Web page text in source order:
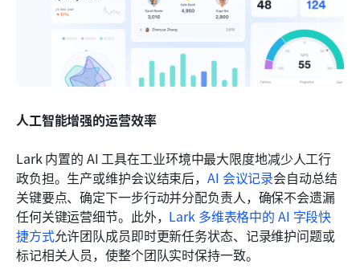
人工智能增强的运营效率
Lark 内置的 AI 工具在工业环境中最大限度地减少人工行
政负担。生产或维护会议结束后，AI 会议记录会自动总结
关键要点、确定下一步行动并分配负责人，确保不会遗漏
任何关键运营细节。此外， Lark 多维表格中的 AI 字段快
捷方式允许团队成员即时更新任务状态、记录维护问题或
标记相关人员，使整个团队实时保持一致。